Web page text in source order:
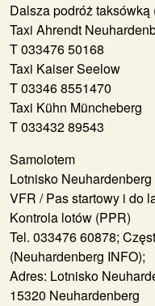
Dalsza podróż taksówką
Taxi Ahrendt
T 033476 50168
Taxi Kaiser Seelow
T 03346 8551470
Taxi Kühn Müncheberg
T 033432 89543
Samolotem
Lotnisko Neuhardenberg
VFR / Pas startowy i do
Kontrola lotów (PPR)
Tel. 033476 60878;
(Neuhardenberg INFO);
Adres: Lotnisko
15320 Neuhardenberg